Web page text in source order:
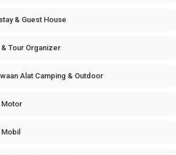
& Guest House
Tour Organizer
Alat Camping & Outdoor
Motor